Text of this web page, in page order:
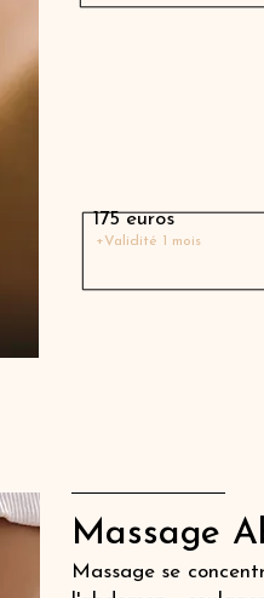
175 euros
+Validité 1 mois
Massage
Massage se